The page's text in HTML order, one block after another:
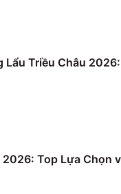
Lẩu Triều Châu
Top Lựa Chọn